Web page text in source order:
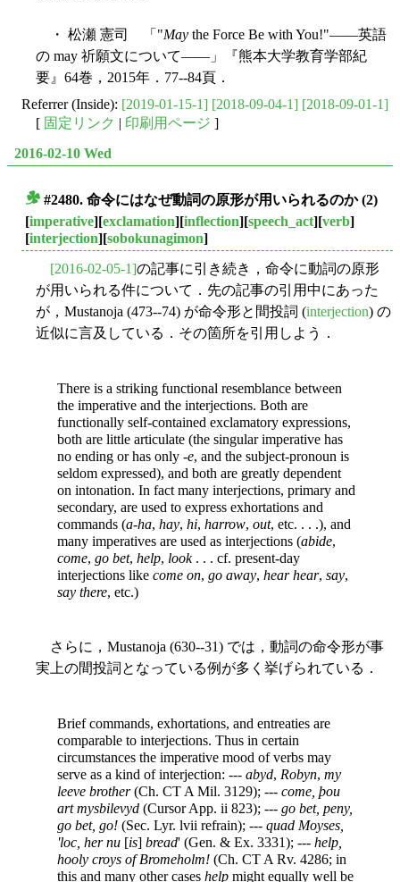
・ 松瀬 憲司 「"May the Force Be with You!"――英語
の may 祈願文について――」『熊本大学教育学部紀
要』64巻，2015年．77--84頁．
Referrer (Inside): [2019-01-15-1] [2018-09-04-1] [2018-09-01-1]
[ 固定リンク | 印刷用ページ ]
2016-02-10 Wed
#2480. 命令にはなぜ動詞の原形が用いられるのか (2)
[imperative][exclamation][inflection][speech_act][verb]
[interjection][sobokunagimon]
[2016-02-05-1]の記事に引き続き，命令に動詞の原形
が用いられる件について．先の記事の引用中にあった
が，Mustanoja (473--74) が命令形と間投詞 (interjection) の
近似に言及している．その箇所を引用しよう．
There is a striking functional resemblance between
the imperative and the interjections. Both are
functionally self-contained exclamatory expressions,
both are little articulate (the singular imperative has
no ending or has only -e, and the subject-pronoun is
seldom expressed), and both are greatly dependent
on intonation. In fact many interjections, primary and
secondary, are used to express exhortations and
commands (a-ha, hay, hi, harrow, out, etc. . . .), and
many imperatives are used as interjections (abide,
come, go bet, help, look. . . cf. present-day
interjections like come on, go away, hear hear, say,
say there, etc.)
さらに，Mustanoja (630--31) では，動詞の命令形が事
実上の間投詞となっている例が多く挙げられている．
Brief commands, exhortations, and entreaties are
comparable to interjections. Thus in certain
circumstances the imperative mood of verbs may
serve as a kind of interjection: --- abyd, Robyn, my
leeve brother(Ch. CT A Mil. 3129); --- come, þou
art mysbilevyd (Cursor App. ii 823); --- go bet, peny,
go bet, go! (Sec. Lyr. lvii refrain); --- quad Moyses,
'loc, her nu [is] bread' (Gen. & Ex. 3331); --- help,
hooly croys of Bromeholm! (Ch. CT A Rv. 4286; in
this and many other cases help might equally well be